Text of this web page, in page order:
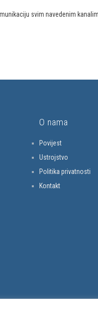
svim navedenim
O nama
Povijest
Ustrojstvo
Politika privatnosti
Kontakt